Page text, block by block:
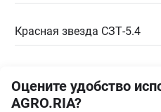
Красная звезда СЗТ-5.4
Оцените удобство
AGRO.RIA?